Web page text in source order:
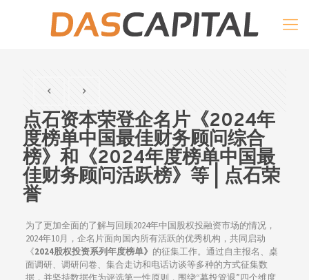
点石资本荣登企名片《2024年
度榜单中国最佳财务顾问综合
榜》和《2024年度榜单中国最
佳财务顾问活跃榜》等 | 点石荣
誉
为了更加全面的了解与回顾2024年中国股权投融资市场的情况，
2024年10月，企名片面向国内所有活跃的优秀机构，共同启动
《2024股权投资系列年度榜单》 的征集工作。通过自主报名、桌
面调研、调研问卷、集合走访和电话访谈等多种的方式征集数
据，并坚持数据作为评选第一性原则，围绕“募投管退”四个维度